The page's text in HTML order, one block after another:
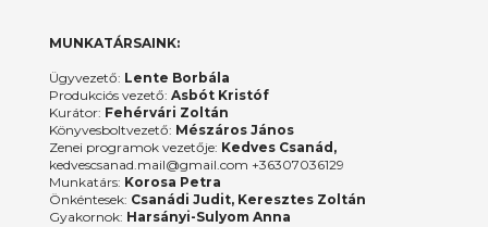
MUNKATÁRSAINK:
Ügyvezető: Lente Borbála
Produkciós vezető: Asbót Kristóf
Kurátor: Fehérvári Zoltán
Könyvesboltvezető: Mészáros János
Zenei programok vezetője: Kedves Csanád,
kedvescsanad.mail@gmail.com +36307036129
Munkatárs: Korosa Petra
Önkéntesek: Csanádi Judit, Keresztes Zoltán
Gyakornok: Harsányi-Sulyom Anna